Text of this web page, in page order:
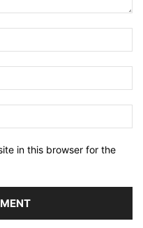
in this browser for the